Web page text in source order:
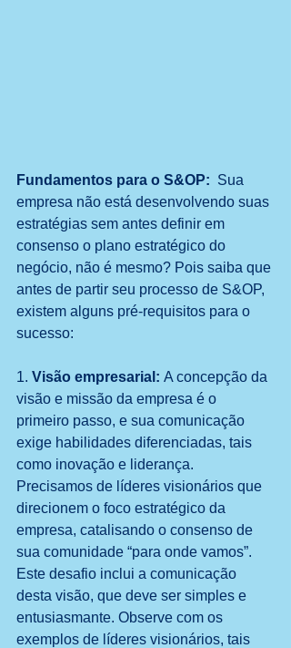
Fundamentos para o S&OP: Sua
empresa não está desenvolvendo suas
estratégias sem antes definir em
consenso o plano estratégico do
negócio, não é mesmo? Pois saiba que
antes de partir seu processo de S&OP,
existem alguns pré-requisitos para o
sucesso:
1. Visão empresarial: A concepção da
visão e missão da empresa é o
primeiro passo, e sua comunicação
exige habilidades diferenciadas, tais
como inovação e liderança.
Precisamos de líderes visionários que
direcionem o foco estratégico da
empresa, catalisando o consenso de
sua comunidade “para onde vamos”.
Este desafio inclui a comunicação
desta visão, que deve ser simples e
entusiasmante. Observe com os
exemplos de líderes visionários, tais